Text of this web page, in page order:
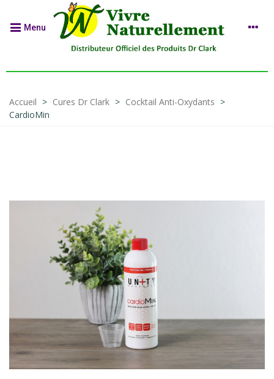
Menu
Accueil > Cures Dr Clark > Cocktail Anti-Oxydants >
CardioMin